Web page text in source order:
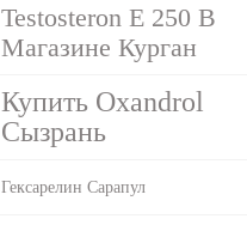
Testosteron E 250 В
Магазине Курган
Купить Oxandrol
Сызрань
Гексарелин Сарапул